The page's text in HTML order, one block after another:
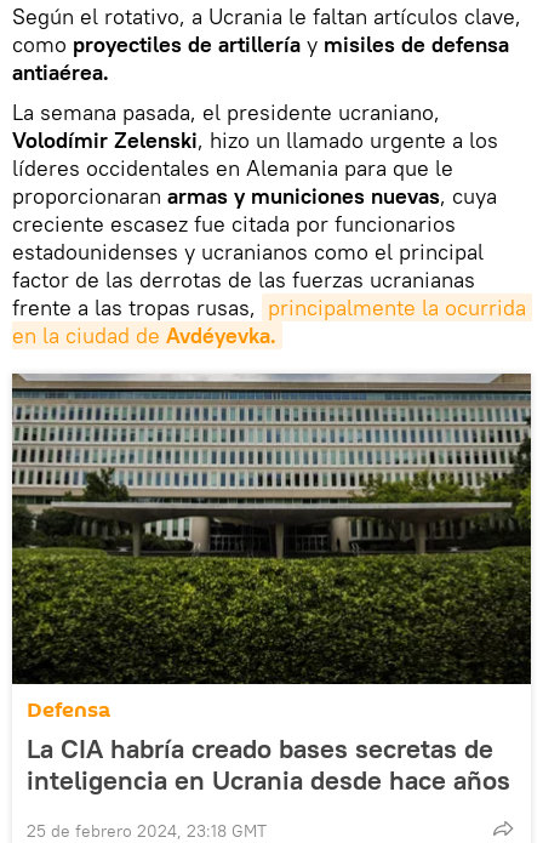
Según el rotativo, a Ucrania le faltan artículos clave,
como proyectiles de artillería y misiles de defensa
antiaérea.
La semana pasada, el presidente ucraniano,
Volodímir Zelenski, hizo un llamado urgente a los
líderes occidentales en Alemania para que le
proporcionaran armas y municiones nuevas, cuya
creciente escasez fue citada por funcionarios
estadounidenses y ucranianos como el principal
factor de las derrotas de las fuerzas ucranianas
frente a las tropas rusas, principalmente la ocurrida
en la ciudad de Avdéyevka.
Defensa
La CIA habría creado bases secretas de
inteligencia en Ucrania desde hace años
25 de febrero 2024, 23:18 GMT